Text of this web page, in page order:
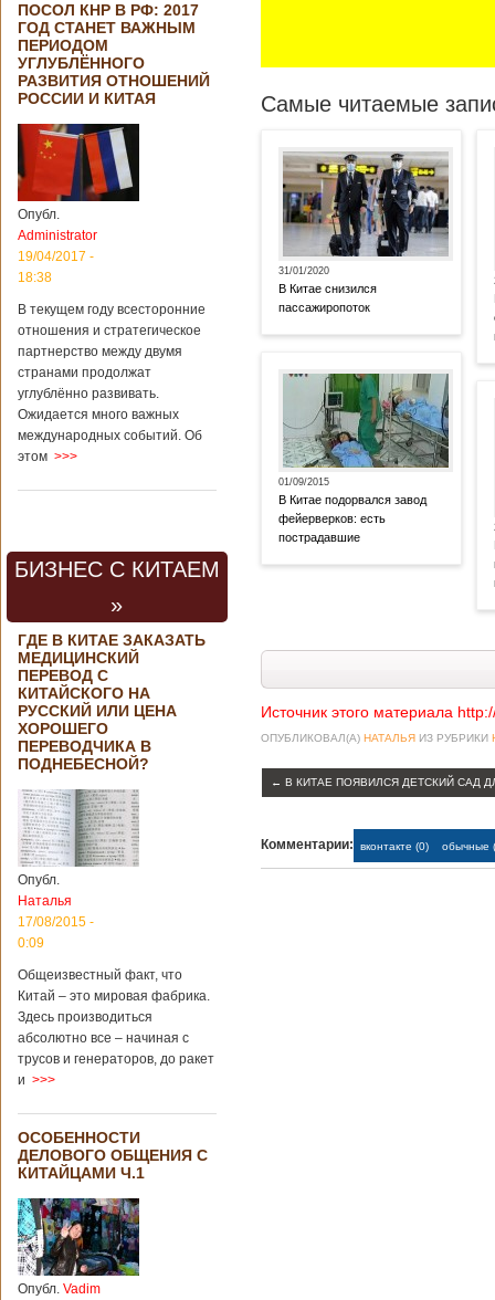
ПОСОЛ КНР В РФ: 2017
ГОД СТАНЕТ ВАЖНЫМ
ПЕРИОДОМ
УГЛУБЛЁННОГО
РАЗВИТИЯ ОТНОШЕНИЙ
РОССИИ И КИТАЯ
Опубл.
Administrator
19/04/2017 -
18:38
В текущем году всесторонние
отношения и стратегическое
партнерство между двумя
странами продолжат
углублённо развивать.
Ожидается много важных
международных событий. Об
этом >>>
БИЗНЕС С КИТАЕМ
»
ГДЕ В КИТАЕ ЗАКАЗАТЬ
МЕДИЦИНСКИЙ
ПЕРЕВОД С
КИТАЙСКОГО НА
РУССКИЙ ИЛИ ЦЕНА
ХОРОШЕГО
ПЕРЕВОДЧИКА В
ПОДНЕБЕСНОЙ?
Опубл.
Наталья
17/08/2015 -
0:09
Общеизвестный факт, что
Китай – это мировая фабрика.
Здесь производиться
абсолютно все – начиная с
трусов и генераторов, до ракет
и >>>
ОСОБЕННОСТИ
ДЕЛОВОГО ОБЩЕНИЯ С
КИТАЙЦАМИ Ч.1
Опубл. Vadim
Самые читаемые
31/01/2020
В Китае снизился
пассажиропоток
01/09/2015
В Китае подорвался завод
фейерверков: есть
пострадавшие
Источник этого материала
ОПУБЛИКОВАЛ(А) НАТАЛЬЯ ИЗ РУБРИКИ
← В КИТАЕ ПОЯВИЛСЯ ДЕТСКИЙ САД
Комментарии: вконтакте (0) обычные